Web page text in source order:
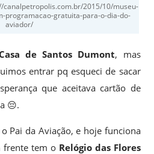
2015/10/museu-
programacao-gratuita-para-o-dia-do-
aviador/
Casa de Santos Dumont, mas
entrar pq esqueci de sacar
que aceitava cartão de
😔.
Pai da Aviação, e hoje funciona
frente tem o Relógio das Flores